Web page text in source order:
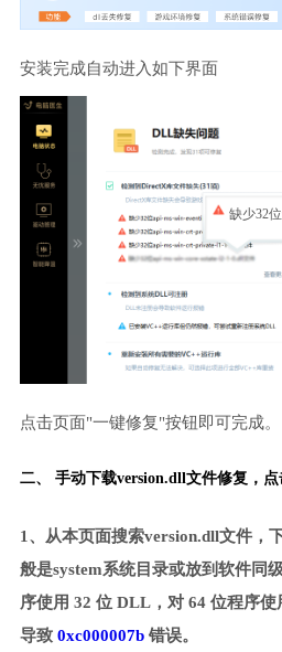
安装完成自动进入如下界面
缺少32
点击页面"一键修复"按钮即可完成。
二、 手动下载version.dll文件修复，
1、从本页面搜索version.dll文件，
般是system系统目录或放到软件同
序使用 32 位 DLL，对 64 位程序
导致 0xc000007b错误。